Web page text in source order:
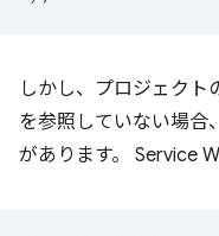
しかし、プロジェクト
を参照していない場合
があります。 Service